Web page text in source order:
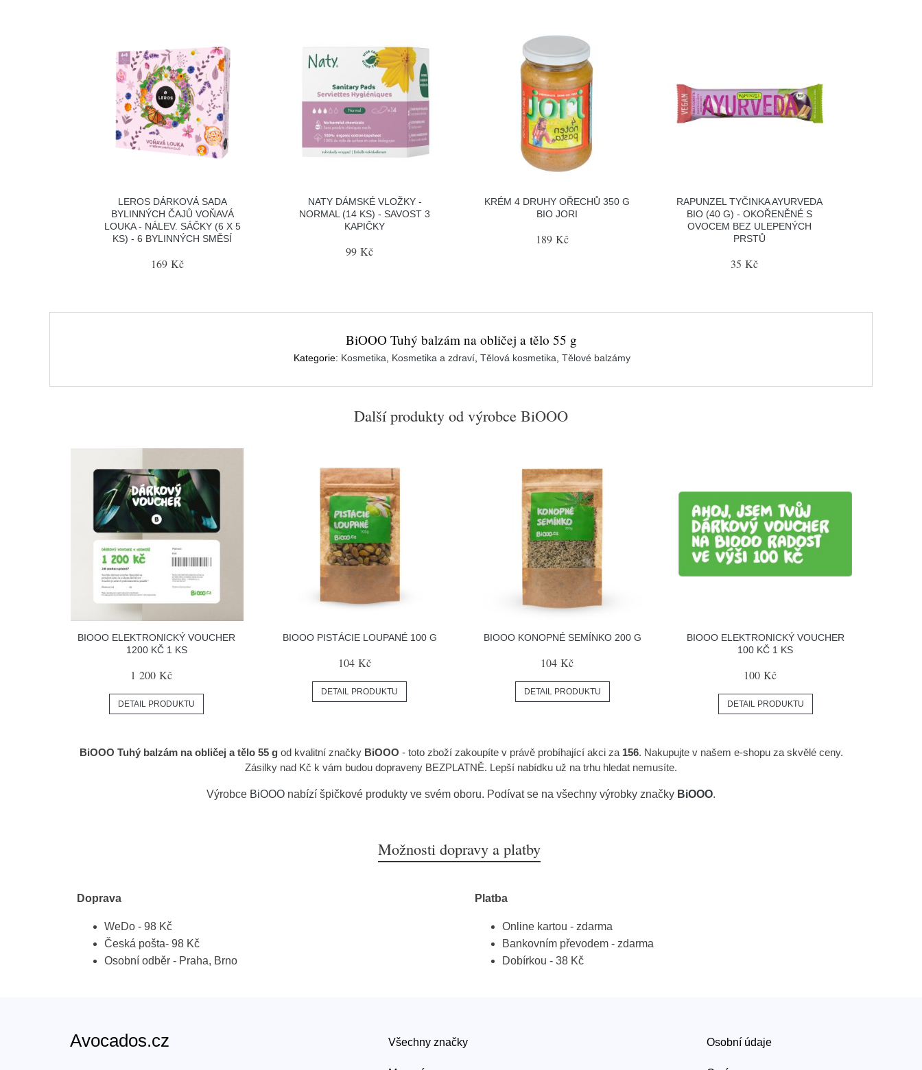
LEROS DÁRKOVÁ SADA
BYLINNÝCH ČAJŮ VOŇAVÁ
LOUKA - NÁLEV. SÁČKY (6 X 5
KS) - 6 BYLINNÝCH SMĚSÍ
169 Kč
NATY DÁMSKÉ VLOŽKY -
NORMAL (14 KS) - SAVOST 3
KAPIČKY
99 Kč
KRÉM 4 DRUHY OŘECHŮ 350 G
BIO JORI
189 Kč
RAPUNZEL TYČINKA AYURVEDA
BIO (40 G) - OKOŘENĚNÉ S
OVOCEM BEZ ULEPENÝCH
PRSTŮ
35 Kč
BiOOO Tuhý balzám na obličej a tělo 55 g
Kategorie: Kosmetika Kosmetika a zdraví, Tělová kosmetika Tělové balzámy
Další produkty od výrobce BiOOO
BIOOO ELEKTRONICKÝ VOUCHER
1200 KČ 1 KS
1 200 Kč
DETAIL PRODUKTU
BIOOO PISTÁCIE LOUPANÉ 100 G
104 Kč
DETAIL PRODUKTU
BIOOO KONOPNÉ SEMÍNKO 200 G
104 Kč
DETAIL PRODUKTU
BIOOO ELEKTRONICKÝ VOUCHER
100 KČ 1 KS
100 Kč
DETAIL PRODUKTU
BiOOO Tuhý balzám na obličej a tělo 55 god kvalitní značkyBiOOO - toto zboží zakoupíte v právě probíhající akci za 156. Nakupujte v našem e-shopu za skvělé ceny.
Zásilky nad Kč k vám budou dopraveny BEZPLATNĚ. Lepší nabídku už na trhu hledat nemusíte.
Výrobce BiOOO nabízí špičkové produkty ve svém oboru. Podívat se na všechny výrobky značky BiOOO.
Možnosti dopravy a platby
Doprava
WeDo - 98 Kč
Česká pošta- 98 Kč
Osobní odběr - Praha, Brno
Platba
Online kartou - zdarma
Bankovním převodem - zdarma
Dobírkou - 38 Kč
Avocados.cz Všechny značky Osobní údaje